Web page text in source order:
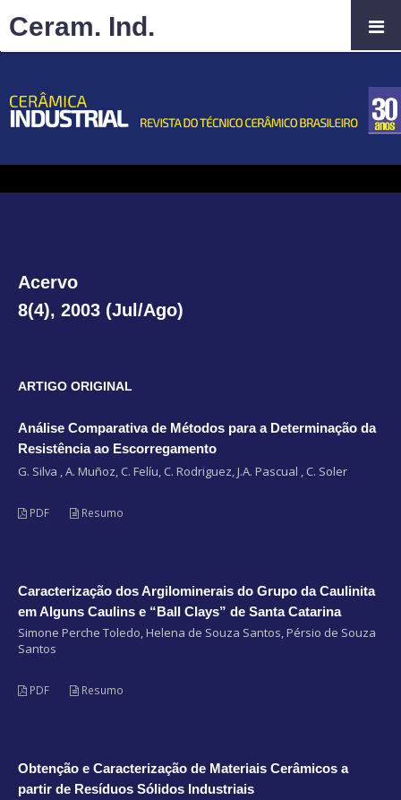
Acervo
8(4), 2003 (Jul/Ago)
ARTIGO ORIGINAL
Análise Comparativa de Métodos para a Determinação da
Resistência ao Escorregamento
G. Silva , A. Muñoz, C. Felíu, C. Rodriguez, J.A. Pascual , C. Soler
PDF Resumo
Caracterização dos Argilominerais do Grupo da Caulinita
em Alguns Caulins e “Ball Clays” de Santa Catarina
Simone Perche Toledo, Helena de Souza Santos, Pérsio de Souza
Santos
PDF Resumo
Obtenção e Caracterização de Materiais Cerâmicos a
partir de Resíduos Sólidos Industriais
Ceram. Ind.